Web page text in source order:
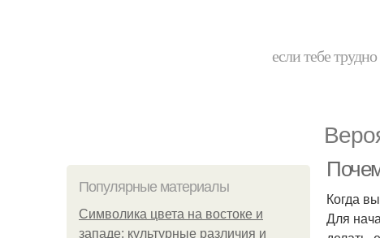
если тебе
Популярные материалы
Символика цвета на востоке и
западе: культурные различия и
Когда
Для